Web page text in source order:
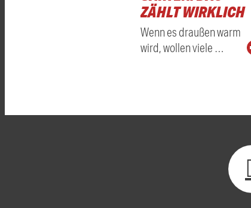
ZÄHLT WIRKLICH
Wenn es draußen warm
wird, wollen viele …